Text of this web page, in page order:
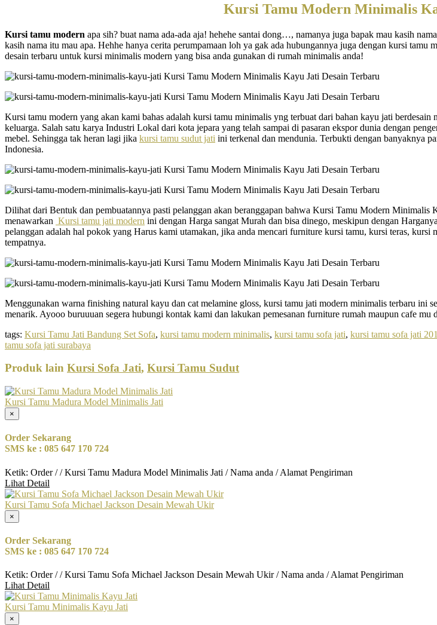
Kursi Tamu Modern Minimalis
Kursi tamu modern apa sih? buat nama ada-ada aja! hehehe santai dong…, namanya juga bapak mau kasih
kasih nama itu mau apa. Hehhe hanya cerita perumpamaan loh ya gak ada hubungannya juga dengan kursi
desain terbaru untuk kursi minimalis modern yang bisa anda gunakan di rumah minimalis anda!
Kursi tamu modern yang akan kami bahas adalah kursi tamu minimalis yng terbuat dari bahan kayu jati
keluarga. Salah satu karya Industri Lokal dari kota jepara yang telah sampai di pasaran ekspor dunia dengan
mebel. Sehingga tak heran lagi jika kursi tamu sudut jati ini terkenal dan mendunia. Terbukti dengan banyaknya
Indonesia.
Dilihat dari Bentuk dan pembuatannya pasti pelanggan akan beranggapan bahwa Kursi Tamu Modern Minimalis
menawarkan Kursi tamu jati modern ini dengan Harga sangat Murah dan bisa dinego, meskipun dengan
pelanggan adalah hal pokok yang Harus kami utamakan, jika anda mencari furniture kursi tamu, kursi teras,
tempatnya.
Menggunakan warna finishing natural kayu dan cat melamine gloss, kursi tamu jati modern minimalis terbaru ini
menarik. Ayooo buruuuan segera hubungi kontak kami dan lakukan pemesanan furniture rumah maupun cafe
tags: Kursi Tamu Jati Bandung Set Sofa, kursi tamu modern minimalis, kursi tamu sofa jati, kursi tamu sofa jati
tamu sofa jati surabaya
Produk lain Kursi Sofa Jati, Kursi Tamu Sudut
Kursi Tamu Madura Model Minimalis Jati
×
Order Sekarang
SMS ke : 085 647 170 724
Ketik: Order / / Kursi Tamu Madura Model Minimalis Jati / Nama anda / Alamat Pengiriman
Lihat Detail
Kursi Tamu Sofa Michael Jackson Desain Mewah Ukir
×
Order Sekarang
SMS ke : 085 647 170 724
Ketik: Order / / Kursi Tamu Sofa Michael Jackson Desain Mewah Ukir / Nama anda / Alamat Pengiriman
Lihat Detail
Kursi Tamu Minimalis Kayu Jati
×